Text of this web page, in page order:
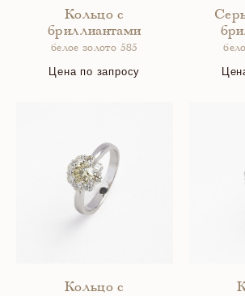
Кольцо с
бриллиантами
белое золото 585
Цена по запросу
Кольцо с